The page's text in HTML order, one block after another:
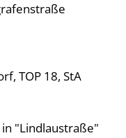
TOP 18, StA
"Lindlaustraße"